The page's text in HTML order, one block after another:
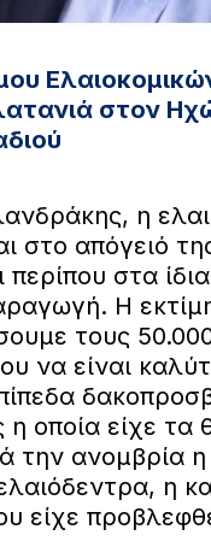
στον
η
στο απόγειό
περίπου στα
Η
τους
να είναι
οποία είχε τα
την ανομβρία η
η
είχε